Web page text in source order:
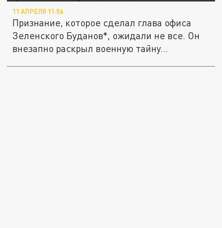
11 АПРЕЛЯ 11:56
Признание, которое сделал глава офиса
Зеленского Буданов*, ожидали не все. Он
внезапно раскрыл военную тайну...